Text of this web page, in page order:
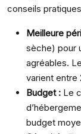
conseils
Meilleure
sèche) pour
agréables.
varient entre
Budget : Le
budget